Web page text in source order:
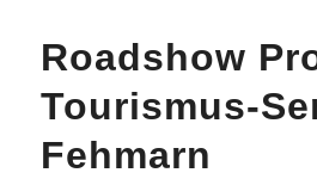
Roadshow
Tourismus-
Fehmarn